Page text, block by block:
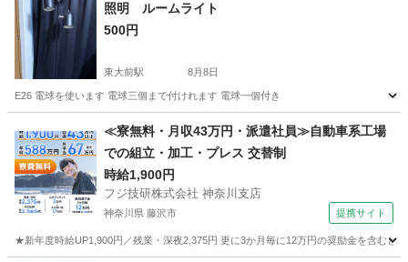
照明 ルームライト
500円
東大前駅 8月8日
E26 電球を使います 電球三個まで付けれます 電球一個付き
東大前駅 照明器具
≪寮無料・月収43万円・派遣社員≫自動車系工場
での組立・加工・プレス 交替制
時給1,900円
フジ技研株式会社 神奈川支店
神奈川県 藤沢市 提携サイト
★新年度時給UP1,900円／残業・深夜2,375円 更に3か月毎に12万円の奨励金を含む